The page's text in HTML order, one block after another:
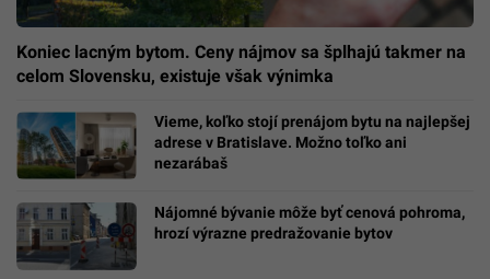
Koniec lacným bytom. Ceny nájmov sa šplhajú takmer na
celom Slovensku, existuje však výnimka
Vieme, koľko stojí prenájom bytu na najlepšej
adrese v Bratislave. Možno toľko ani
nezarábaš
Nájomné bývanie môže byť cenová pohroma,
hrozí výrazne predražovanie bytov